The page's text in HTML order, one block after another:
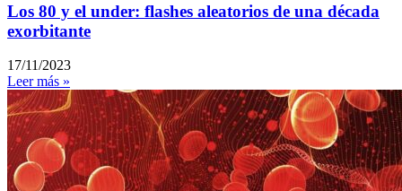
Los 80 y el under: flashes aleatorios de una década
exorbitante
17/11/2023
Leer más »